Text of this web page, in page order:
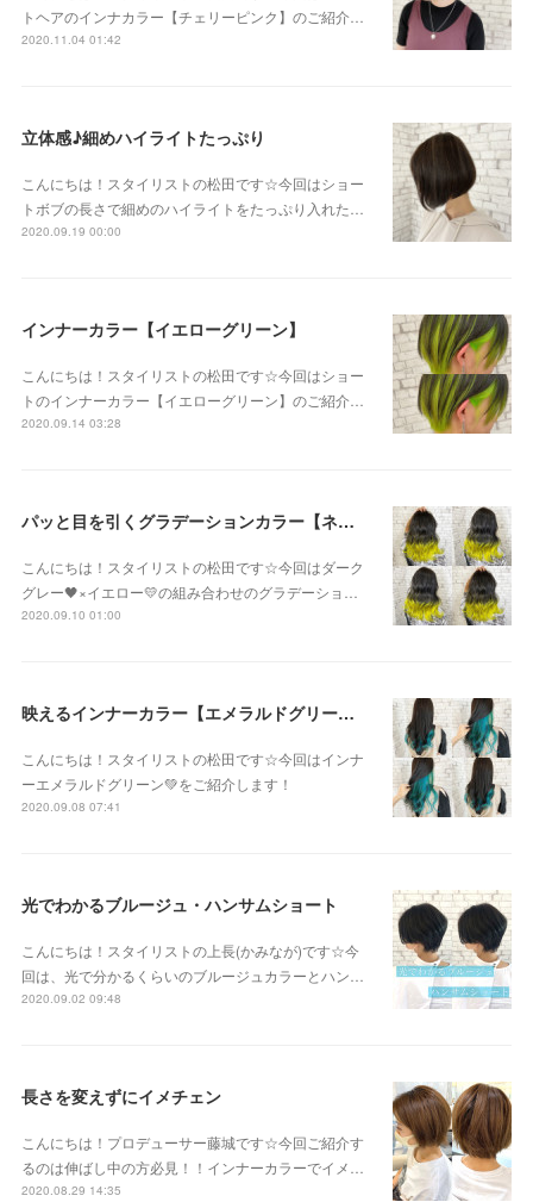
トヘアのインナカラー【チェリーピンク】のご紹介…
2020.11.04 01:42
立体感♪細めハイライトたっぷり
こんにちは！スタイリストの松田です☆今回はショー
トボブの長さで細めのハイライトをたっぷり入れた…
2020.09.19 00:00
インナーカラー【イエローグリーン】
こんにちは！スタイリストの松田です☆今回はショー
トのインナーカラー【イエローグリーン】のご紹介…
2020.09.14 03:28
パッと目を引くグラデーションカラー【ネオンイエロー】
こんにちは！スタイリストの松田です☆今回はダーク
グレー🖤×イエロー💛の組み合わせのグラデーショ…
2020.09.10 01:00
映えるインナーカラー【エメラルドグリーン】
こんにちは！スタイリストの松田です☆今回はインナ
ーエメラルドグリーン💚をご紹介します！
2020.09.08 07:41
光でわかるブルージュ・ハンサムショート
こんにちは！スタイリストの上長(かみなが)です☆今
回は、光で分かるくらいのブルージュカラーとハン…
2020.09.02 09:48
長さを変えずにイメチェン
こんにちは！プロデューサー藤城です☆今回ご紹介す
るのは伸ばし中の方必見！！インナーカラーでイメ…
2020.08.29 14:35